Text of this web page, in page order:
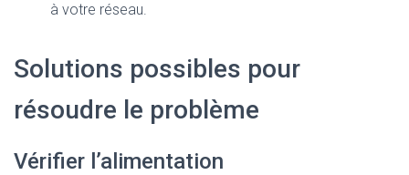
à votre réseau.
Solutions possibles pour
résoudre le problème
Vérifier l’alimentation